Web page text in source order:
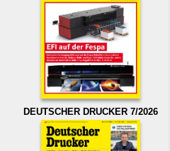
DEUTSCHER DRUCKER 7/2026